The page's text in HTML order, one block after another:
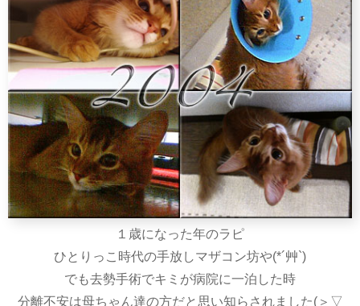
１歳になった年のラピ
ひとりっこ時代の手放しマザコン坊や(*´艸`)
でも去勢手術でキミが病院に一泊した時
分離不安は母ちゃん達の方だと思い知らされました(＞▽